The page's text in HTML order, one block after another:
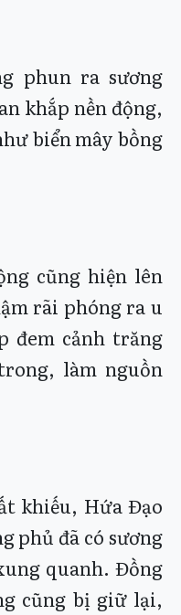
phun ra sương
khắp nền động,
biển mây bồng
cũng hiện lên
rãi phóng ra u
đem cảnh trăng
làm nguồn
khiếu, Hứa Đạo
phủ đã có sương
quanh. Đồng
cũng bị giữ lại,